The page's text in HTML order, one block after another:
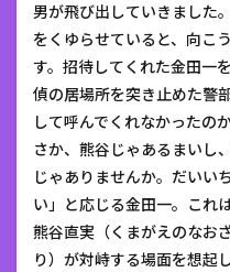
男が飛び出していきました
をくゆらせていると、向こ
す。招待してくれた金田一
偵の居場所を突き止めた警
して呼んでくれなかったの
さか、熊谷じゃあるまいし
じゃありませんか。だいい
い」と応じる金田一。これ
熊谷直実（くまがえのなお
り）が対峙する場面を想起